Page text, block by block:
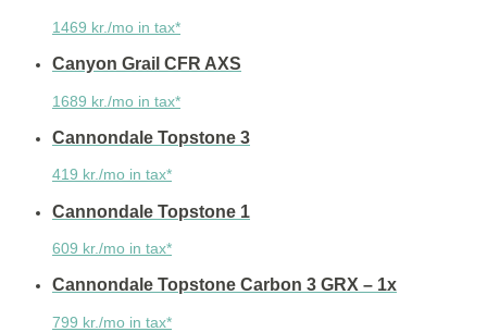
1469 kr./mo in tax*
Canyon Grail CFR AXS
1689 kr./mo in tax*
Cannondale Topstone 3
419 kr./mo in tax*
Cannondale Topstone 1
609 kr./mo in tax*
Cannondale Topstone Carbon 3 GRX – 1x
799 kr./mo in tax*